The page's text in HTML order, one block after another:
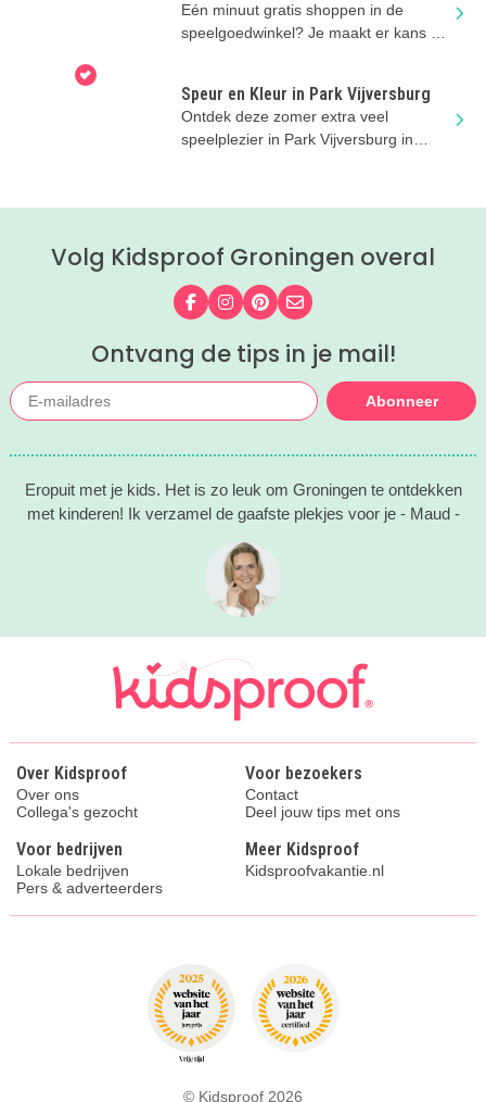
Eén minuut gratis shoppen in de
speelgoedwinkel? Je maakt er kans op
Speur en Kleur in Park Vijversburg
Ontdek deze zomer extra veel
speelplezier in Park Vijversburg in
Volg Kidsproof Groningen overal
Volg ons op Facebook
Volg ons op Instagram
Volg ons op Pinterest
Mail ons
Ontvang de tips in je mail!
Abonneer
Eropuit met je kids. Het is zo leuk om Groningen te ontdekken
met kinderen! Ik verzamel de gaafste plekjes voor je - Maud -
Over Kidsproof
Over ons
Collega's gezocht
Voor bezoekers
Contact
Deel jouw tips met ons
Voor bedrijven
Lokale bedrijven
Pers & adverteerders
Meer Kidsproof
Kidsproofvakantie.nl
© Kidsproof 2026